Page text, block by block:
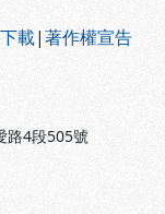
載|著作權宣告
路4段505號